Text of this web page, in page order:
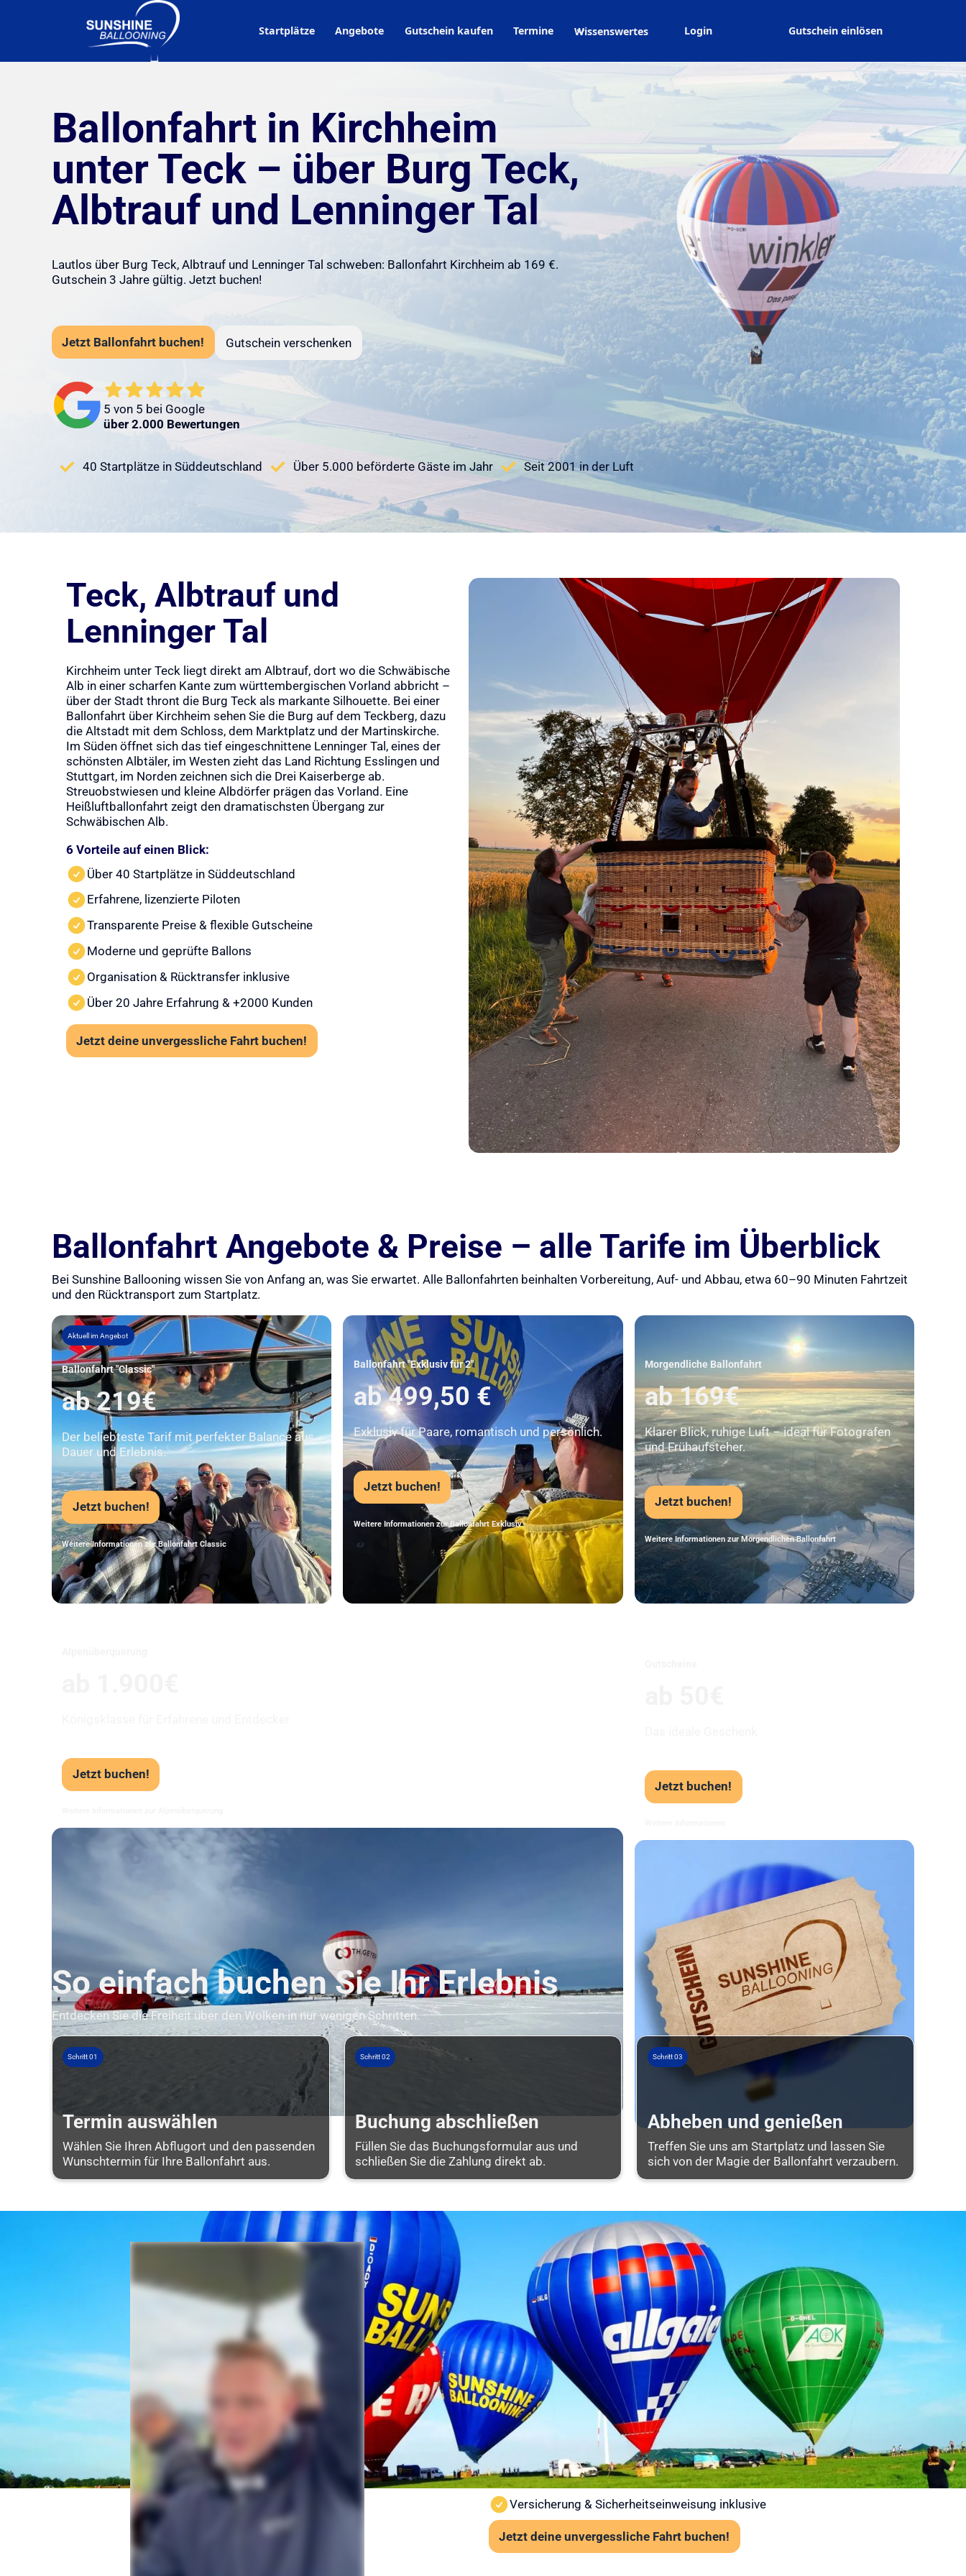
Startplätze Angebote Gutschein kaufen Termine Wissenswertes Login Gutschein einlösen
Ballonfahrt in Kirchheim
unter Teck – über Burg Teck,
Albtrauf und Lenninger Tal
Lautlos über Burg Teck, Albtrauf und Lenninger Tal schweben: Ballonfahrt Kirchheim ab 169 €.
Gutschein 3 Jahre gültig. Jetzt buchen!
Jetzt Ballonfahrt buchen! Gutschein verschenken
5 von 5 bei Google
über 2.000 Bewertungen
40 Startplätze in Süddeutschland Über 5.000 beförderte Gäste im Jahr Seit 2001 in der Luft
Teck, Albtrauf und
Lenninger Tal
Kirchheim unter Teck liegt direkt am Albtrauf, dort wo die Schwäbische
Alb in einer scharfen Kante zum württembergischen Vorland abbricht –
über der Stadt thront die Burg Teck als markante Silhouette. Bei einer
Ballonfahrt über Kirchheim sehen Sie die Burg auf dem Teckberg, dazu
die Altstadt mit dem Schloss, dem Marktplatz und der Martinskirche.
Im Süden öffnet sich das tief eingeschnittene Lenninger Tal, eines der
schönsten Albtäler, im Westen zieht das Land Richtung Esslingen und
Stuttgart, im Norden zeichnen sich die Drei Kaiserberge ab.
Streuobstwiesen und kleine Albdörfer prägen das Vorland. Eine
Heißluftballonfahrt zeigt den dramatischsten Übergang zur
Schwäbischen Alb.
6 Vorteile auf einen Blick:
Über 40 Startplätze in Süddeutschland
Erfahrene, lizenzierte Piloten
Transparente Preise & flexible Gutscheine
Moderne und geprüfte Ballons
Organisation & Rücktransfer inklusive
Über 20 Jahre Erfahrung & +2000 Kunden
Jetzt deine unvergessliche Fahrt buchen!
Ballonfahrt Angebote & Preise – alle Tarife im Überblick
Bei Sunshine Ballooning wissen Sie von Anfang an, was Sie erwartet. Alle Ballonfahrten beinhalten Vorbereitung, Auf- und Abbau, etwa 60–90 Minuten Fahrtzeit
und den Rücktransport zum Startplatz.
Aktuell im Angebot
Ballonfahrt "Classic"
ab 219€
Der beliebteste Tarif mit perfekter Balance aus
Dauer und Erlebnis.
Jetzt buchen!
Weitere Informationen zur Ballonfahrt Classic
Unser Beststeller
Ballonfahrt "Exklusiv für 2"
ab 499,50 €
Exklusiv für Paare, romantisch und persönlich.
Jetzt buchen!
Weitere Informationen zur Ballonfahrt Exklusiv
Morgendliche Ballonfahrt
ab 169€
Klarer Blick, ruhige Luft – ideal für Fotografen
und Frühaufsteher.
Jetzt buchen!
Weitere Informationen zur Morgendlichen Ballonfahrt
Jetzt buchen!
Jetzt buchen!
So einfach buchen Sie Ihr Erlebnis
Entdecken Sie die Freiheit über den Wolken in nur wenigen Schritten.
Schritt 01
Termin auswählen
Wählen Sie Ihren Abflugort und den passenden
Wunschtermin für Ihre Ballonfahrt aus.
Schritt 02
Buchung abschließen
Füllen Sie das Buchungsformular aus und
schließen Sie die Zahlung direkt ab.
Schritt 03
Abheben und genießen
Treffen Sie uns am Startplatz und lassen Sie
sich von der Magie der Ballonfahrt verzaubern.
Sicherheit bei Ihrer
Ballonfahrt – Gut
vorbereitet in die Luft
Sicherheit steht bei Sunshine Ballooning an erster Stelle. Jede
Ballonfahrt findet nur bei stabiler Wetterlage statt. Unsere Piloten prüfen
Wind und Sicht vor jedem Start über das Flugwetteramt.
Wichtige Hinweise:
Ab 6 Jahren und mindestens 120 cm Körpergröße
Kein besonderes Schuhwerk erforderlich, aber festes empfohlen
Auch bei leichter Höhenangst problemlos möglich
Versicherung & Sicherheitseinweisung inklusive
Jetzt deine unvergessliche Fahrt buchen!